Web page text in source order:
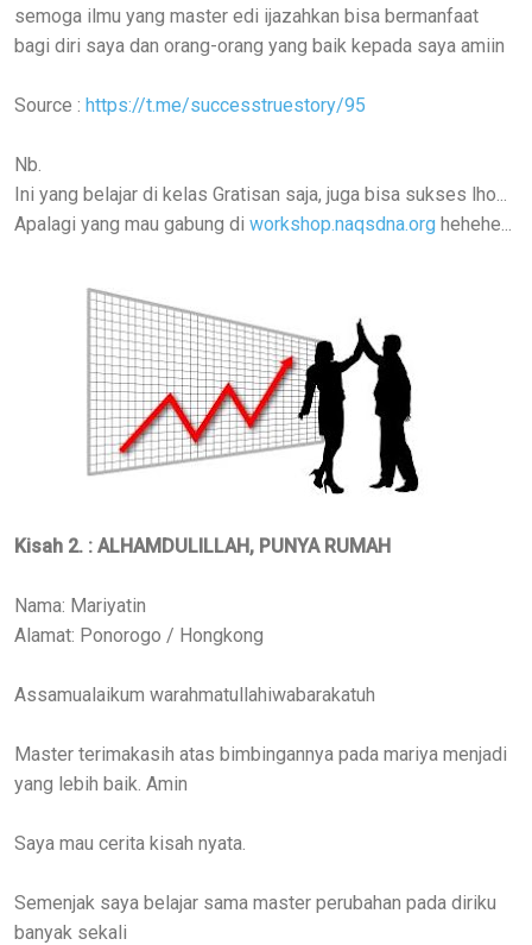
semoga ilmu yang master edi ijazahkan bisa bermanfaat
bagi diri saya dan orang-orang yang baik kepada saya amiin
Source : https://t.me/successtruestory/95
Nb.
Ini yang belajar di kelas Gratisan saja, juga bisa sukses lho...
Apalagi yang mau gabung di workshop.naqsdna.org hehehe...
Kisah 2. : ALHAMDULILLAH, PUNYA RUMAH
Nama: Mariyatin
Alamat: Ponorogo / Hongkong
Assamualaikum warahmatullahiwabarakatuh
Master terimakasih atas bimbingannya pada mariya menjadi
yang lebih baik. Amin
Saya mau cerita kisah nyata.
Semenjak saya belajar sama master perubahan pada diriku
banyak sekali